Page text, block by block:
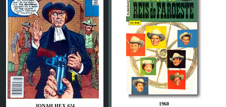
JONAH HEX #24 1960